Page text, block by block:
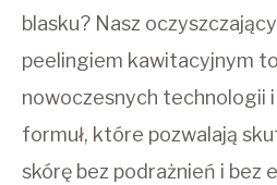
blasku? Nasz
peelingiem kawitacyjnym
nowoczesnych technologii
formuł, które pozwalają
skórę bez podrażnień i bez